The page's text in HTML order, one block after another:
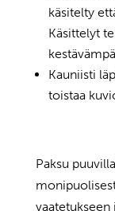
käsitelty
Käsittelyt
Kauniisti
toistaa
Paksu